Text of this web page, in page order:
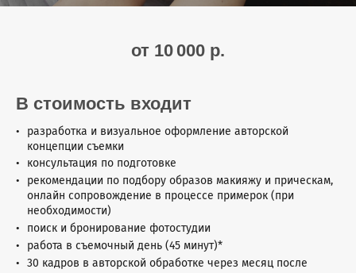
от 10 000 р.
В стоимость входит
разработка и визуальное оформление авторской
концепции съемки
консультация по подготовке
рекомендации по подбору образов макияжу и прическам,
онлайн сопровождение в процессе примерок (при
необходимости)
поиск и бронирование фотостудии
работа в съемочный день (45 минут)*
30 кадров в авторской обработке через месяц после